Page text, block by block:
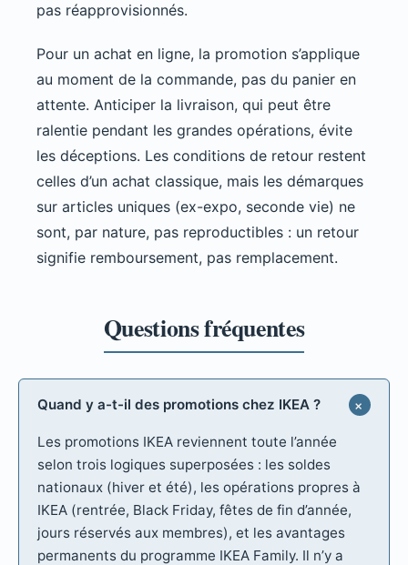
pas réapprovisionnés.
Pour un achat en ligne, la promotion s’applique
au moment de la commande, pas du panier en
attente. Anticiper la livraison, qui peut être
ralentie pendant les grandes opérations, évite
les déceptions. Les conditions de retour restent
celles d’un achat classique, mais les démarques
sur articles uniques (ex-expo, seconde vie) ne
sont, par nature, pas reproductibles : un retour
signifie remboursement, pas remplacement.
Quand y a-t-il des promotions chez IKEA ?
Les promotions IKEA reviennent toute l’année
selon trois logiques superposées : les soldes
nationaux (hiver et été), les opérations propres à
IKEA (rentrée, Black Friday, fêtes de fin d’année,
jours réservés aux membres), et les avantages
permanents du programme IKEA Family. Il n’y a